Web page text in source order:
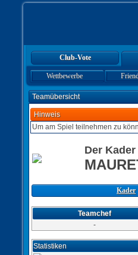
Club-Vote
Wettbewerbe
Teamübersicht
Hinweis
Um am Spiel teilnehmen zu
Der
Kader
Teamchef
-
Statistiken